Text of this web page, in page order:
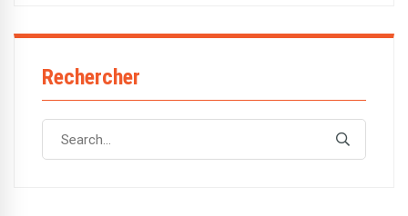
Rechercher
Search
for: